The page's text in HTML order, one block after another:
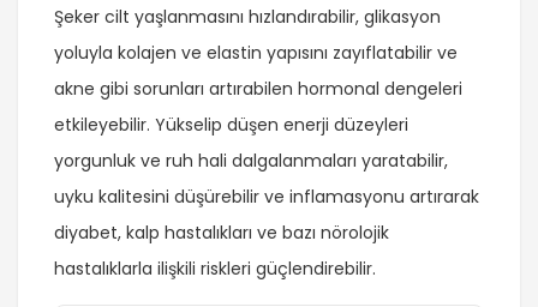
Şeker cilt yaşlanmasını hızlandırabilir, glikasyon
yoluyla kolajen ve elastin yapısını zayıflatabilir ve
akne gibi sorunları artırabilen hormonal dengeleri
etkileyebilir. Yükselip düşen enerji düzeyleri
yorgunluk ve ruh hali dalgalanmaları yaratabilir,
uyku kalitesini düşürebilir ve inflamasyonu artırarak
diyabet, kalp hastalıkları ve bazı nörolojik
hastalıklarla ilişkili riskleri güçlendirebilir.